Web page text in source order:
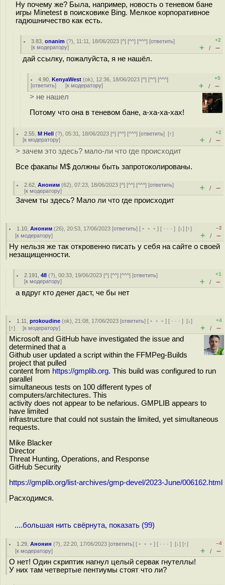
Ну почему же? Была, например, новость о теневом бане
игры Minetest в поисковике Bing. Мелкое корпоративное
гадюшничество как есть.
3.83 ,onanim (?), 11:11, 18/06/2023 [^] [^^] [^^^] [ответить]
[к модератору]
+2
+ / –
дай ссылку, пожалуйста, я не нашёл.
4.90 ,KenyaWest (ok), 12:36, 18/06/2023 [^] [^^] [^^^]
[ответить] [к модератору]
+5
+ / –
> не нашел
Потому что она в теневом бане, а-ха-ха-хах!
2.55 ,M Hell (?), 05:31, 18/06/2023 [^] [^^] [^^^] [ответить][↑]
[к модератору]
+2
+ / –
> зачем это здесь? мало-ли что где происходит
Все факапы M$ должны быть запротоколированы.
2.62 ,Аноним (62), 07:23, 18/06/2023 [^] [^^] [^^^] [ответить]
[к модератору] + / –
Зачем ты здесь? Мало ли что где происходит
1.10 ,Аноним (26), 20:53, 17/06/2023 [ответить] [ ﹢﹢﹢] [ · · ·][↓] [↑]
[к модератору]
–2
+ / –
Ну нельзя же так откровенно писать у себя на сайте о своей
незащищенности.
2.191 ,48 (?), 00:33, 19/06/2023 [^] [^^] [^^^] [ответить]
[к модератору]
+1
+ / –
а вдруг кто денег даст, че бы нет
1.11 ,prokoudine (ok), 21:08, 17/06/2023 [ответить] [ ﹢﹢﹢] [ · · ·][↓]
[↑] [к модератору]
+4
+ / –
Microsoft and GitHub have investigated the issue and
determined that a
Github user updated a script within the FFMPeg-Builds
project that pulled
content from https://gmplib.org. This build was configured to run
parallel
simultaneous tests on 100 different types of
computers/architectures. This
activity does not appear to be nefarious. GMPLIB appears to
have limited
infrastructure that could not sustain the limited, yet simultaneous
requests.
Mike Blacker
Director
Threat Hunting, Operations, and Response
GitHub Security
https://gmplib.org/list-archives/gmp-devel/2023-June/006162.html
Расходимся.
....большая нить свёрнута, показать (99)
1.29 ,Анонин (?), 22:20, 17/06/2023 [ответить] [ ﹢﹢﹢] [ · · ·][↓] [↑]
[к модератору]
–4
+ / –
О нет! Один скриптик нагнул целый сервак гнутеллы!
У них там четвертые пентиумы стоят что ли?